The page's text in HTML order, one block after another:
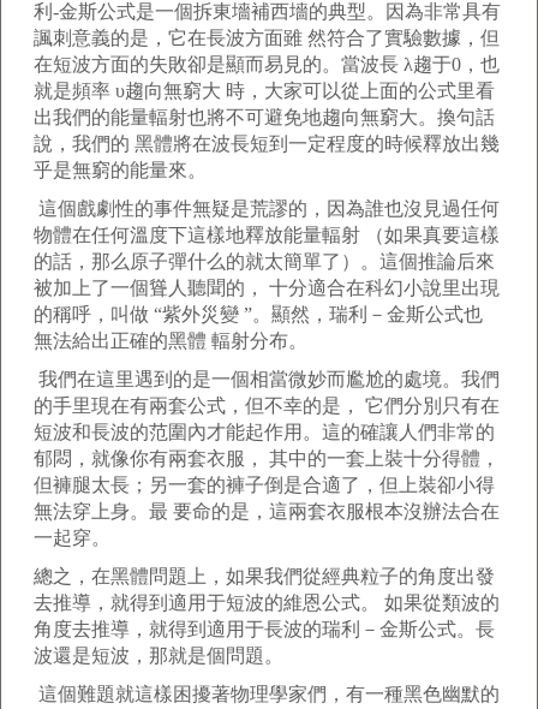
利-金斯公式是一個拆東墻補西墻的典型。因為非常具有
諷刺意義的是，它在長波方面雖 然符合了實驗數據，但
在短波方面的失敗卻是顯而易見的。當波長 λ趨于0，也
就是頻率 υ趨向無窮大 時，大家可以從上面的公式里看
出我們的能量輻射也將不可避免地趨向無窮大。換句話
說，我們的 黑體將在波長短到一定程度的時候釋放出幾
乎是無窮的能量來。
這個戲劇性的事件無疑是荒謬的，因為誰也沒見過任何
物體在任何溫度下這樣地釋放能量輻射 （如果真要這樣
的話，那么原子彈什么的就太簡單了）。這個推論后來
被加上了一個聳人聽聞的， 十分適合在科幻小說里出現
的稱呼，叫做 “紫外災變 ”。顯然，瑞利－金斯公式也
無法給出正確的黑體 輻射分布。
我們在這里遇到的是一個相當微妙而尷尬的處境。我們
的手里現在有兩套公式，但不幸的是， 它們分別只有在
短波和長波的范圍內才能起作用。這的確讓人們非常的
郁悶，就像你有兩套衣服， 其中的一套上裝十分得體，
但褲腿太長；另一套的褲子倒是合適了，但上裝卻小得
無法穿上身。最 要命的是，這兩套衣服根本沒辦法合在
一起穿。
總之，在黑體問題上，如果我們從經典粒子的角度出發
去推導，就得到適用于短波的維恩公式。 如果從類波的
角度去推導，就得到適用于長波的瑞利－金斯公式。長
波還是短波，那就是個問題。
這個難題就這樣困擾著物理學家們，有一種黑色幽默的